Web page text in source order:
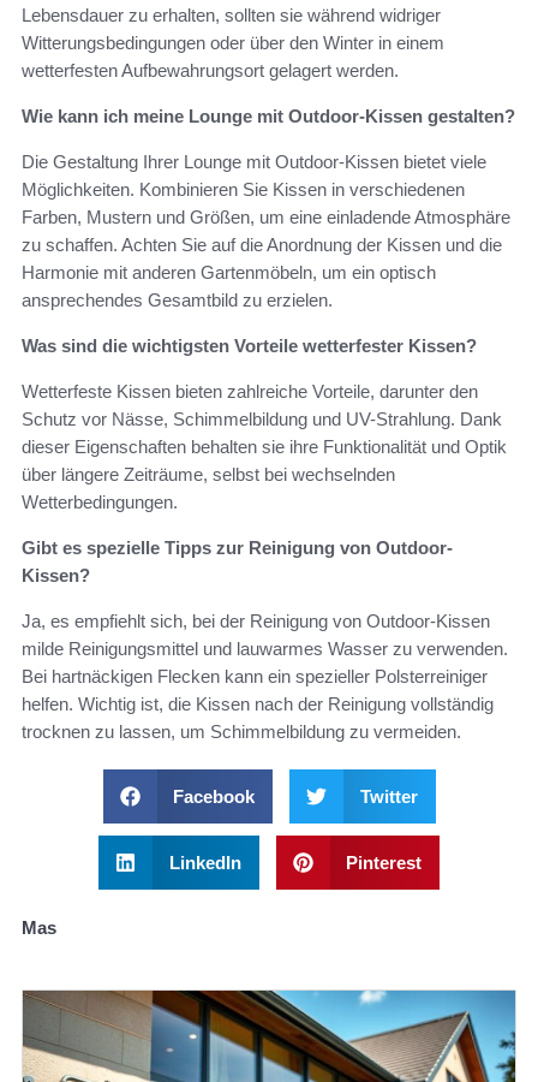
Lebensdauer zu erhalten, sollten sie während widriger
Witterungsbedingungen oder über den Winter in einem
wetterfesten Aufbewahrungsort gelagert werden.
Wie kann ich meine Lounge mit Outdoor-Kissen gestalten?
Die Gestaltung Ihrer Lounge mit Outdoor-Kissen bietet viele
Möglichkeiten. Kombinieren Sie Kissen in verschiedenen
Farben, Mustern und Größen, um eine einladende Atmosphäre
zu schaffen. Achten Sie auf die Anordnung der Kissen und die
Harmonie mit anderen Gartenmöbeln, um ein optisch
ansprechendes Gesamtbild zu erzielen.
Was sind die wichtigsten Vorteile wetterfester Kissen?
Wetterfeste Kissen bieten zahlreiche Vorteile, darunter den
Schutz vor Nässe, Schimmelbildung und UV-Strahlung. Dank
dieser Eigenschaften behalten sie ihre Funktionalität und Optik
über längere Zeiträume, selbst bei wechselnden
Wetterbedingungen.
Gibt es spezielle Tipps zur Reinigung von Outdoor-
Kissen?
Ja, es empfiehlt sich, bei der Reinigung von Outdoor-Kissen
milde Reinigungsmittel und lauwarmes Wasser zu verwenden.
Bei hartnäckigen Flecken kann ein spezieller Polsterreiniger
helfen. Wichtig ist, die Kissen nach der Reinigung vollständig
trocknen zu lassen, um Schimmelbildung zu vermeiden.
Facebook Twitter
LinkedIn Pinterest
Mas